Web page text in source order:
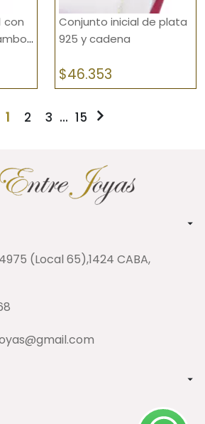
con
Conjunto inicial de plata
925 y cadena
$46.353
1 2 3 ... 15
(Local 65),1424 CABA,